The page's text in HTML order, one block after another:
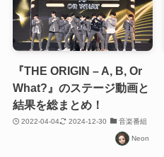
『THE ORIGIN – A, B, Or
What?』のステージ動画と
結果を総まとめ！
2022-04-04 2024-12-30 音楽番組
Neon